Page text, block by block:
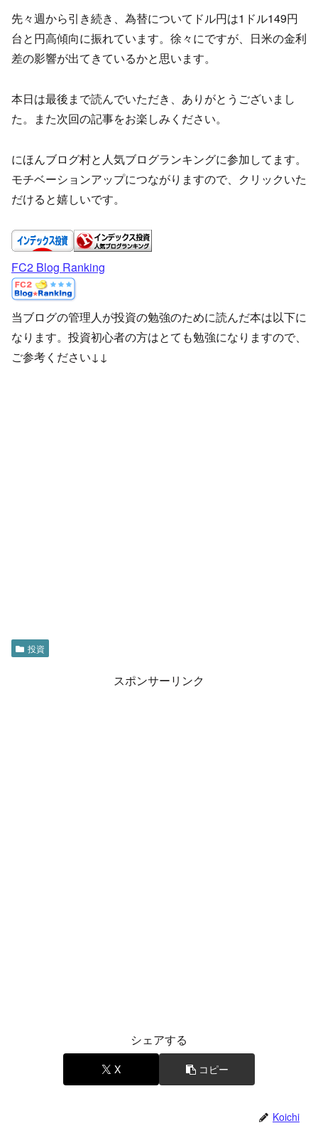
先々週から引き続き、為替についてドル円は1ドル149円
台と円高傾向に振れています。徐々にですが、日米の金利
差の影響が出てきているかと思います。
本日は最後まで読んでいただき、ありがとうございまし
た。また次回の記事をお楽しみください。
にほんブログ村と人気ブログランキングに参加してます。
モチベーションアップにつながりますので、クリックいた
だけると嬉しいです。
FC2 Blog Ranking
当ブログの管理人が投資の勉強のために読んだ本は以下に
なります。投資初心者の方はとても勉強になりますので、
ご参考ください↓↓
投資
スポンサーリンク
シェアする
X コピー
Koichi